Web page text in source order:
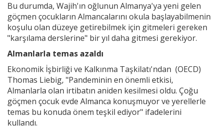
Bu durumda, Wajih'ın oğlunun Almanya'ya yeni gelen
göçmen çocukların Almancalarını okula başlayabilmenin
koşulu olan düzeye getirebilmek için gitmeleri gereken
"karşılama derslerine" bir yıl daha gitmesi gerekiyor.
Almanlarla temas azaldı
Ekonomik İşbirliği ve Kalkınma Taşkilatı'ndan (OECD)
Thomas Liebig, "Pandeminin en önemli etkisi,
Almanlarla olan irtibatın aniden kesilmesi oldu. Çoğu
göçmen çocuk evde Almanca konuşmuyor ve yerellerle
temas bu konuda önem teşkil ediyor" ifadelerini
kullandı.